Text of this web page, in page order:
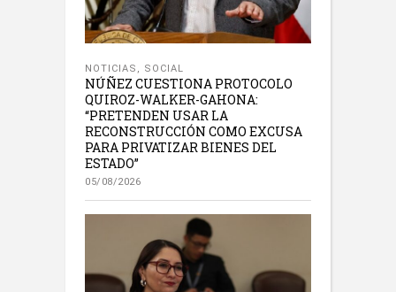
NOTICIAS , SOCIAL
NÚÑEZ CUESTIONA PROTOCOLO
QUIROZ-WALKER-GAHONA:
“PRETENDEN USAR LA
RECONSTRUCCIÓN COMO EXCUSA
PARA PRIVATIZAR BIENES DEL
ESTADO”
05/08/2026